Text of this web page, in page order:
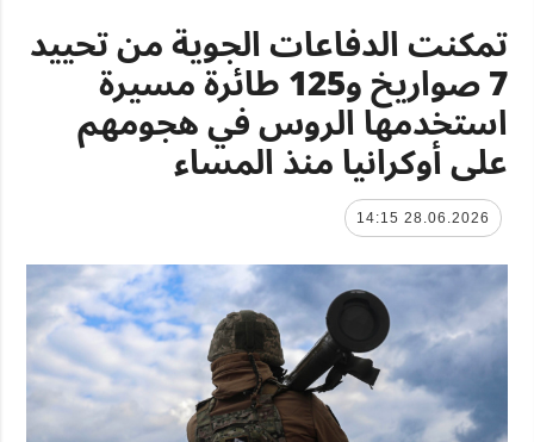
تمكنت الدفاعات الجوية من تحييد
7 صواريخ و125 طائرة مسيرة
استخدمها الروس في هجومهم
على أوكرانيا منذ المساء
28.06.2026 14:15